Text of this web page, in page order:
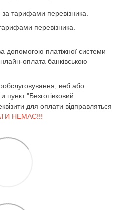
тарифами перевізника.
перевізника.
допомогою платіжної системи
оплата банківською
веб або
пункт "Безготівковий
для оплати відправляться
НЕМАЄ!!!